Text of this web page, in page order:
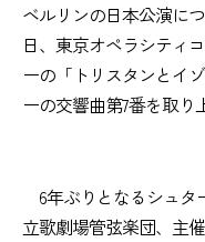
ベルリンの日本公演に
日、東京オペラシティ
ーの「トリスタンとイ
ーの交響曲第7番を取り
6年ぶりとなるシュタ
立歌劇場管弦楽団、主